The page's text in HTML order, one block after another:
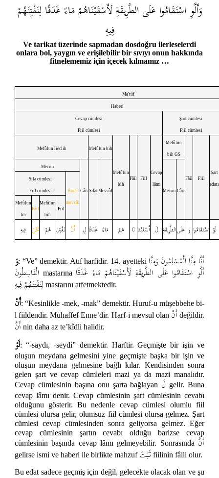
وَأَلَّوِ اسْتَقَامُوا عَلَى الطَّرِيقَةِ لَأَسْقَيْنَاهُمْ مَاءً غَدَقًا لِنَفْتِنَهُمْ
فِيهِ
Ve tarikat üzerinde sapmadan dosdoğru ilerleselerdi
onlara bol, yaygın ve erişilebilir bir sıvıyı onun hakkında
fitnelememiz için içecek kılmamız …
Ma'tûf
Haberi
Cevap cümlesi
Fiil cümlesi
Şart cümlesi
Fiil cümlesi
Mefûlun lieclih Mefûlun bih
Mefûlun
bih
Fâil Fiil
Cevap
lâmı
Mefûlün
bih GS
Fâil Fiil
Şart
edatı
Mecrur
Cârr SıfatMevsûf Mecrur Cârr
Sıla cümlesi
Fiil cümlesi Harf-i
mevsûl
Mefûlun
fih
Fâil
Mefûlun
bih
Fiil
فِيهِ نَحْنُ هُمْ نَفْتِنَ أَنْ لِ غَدَقًا مَاءً هُمْ نَا أَسْقَيْنَا لَ الطَّرِيقَةِعَلَى و اسْتَقَامُوا لَوْ
وَ: “Ve” demektir. Atıf harfidir. 14. ayetteki أَنَّا مِنَّا الْمُسْلِمُونَ وَمِنَّا
الْقَاسِطُونَ mastarına أَلَّوِ اسْتَقَامُوا عَلَى الطَّرِيقَةِ لَأَسْقَيْنَاهُمْ مَاءً غَدَقًا
لِنَفْتِنَهُمْ فِيهِ mastarını atfetmektedir.
أَنْ: “Kesinlikle -mek, -mak” demektir. Huruf-u müşebbehe bi-
l fiildendir. Muhaffef Enne’dir. Harf-i mevsul olan أَنْ değildir.
أَنَّ nin daha az te’kîdli halidir.
لَوْ: “-saydı, -seydi” demektir. Harftir. Geçmişte bir işin ve
oluşun meydana gelmesini yine geçmişte başka bir işin ve
oluşun meydana gelmesine bağlı kılar. Kendisinden sonra
gelen şart ve cevap cümleleri mazi ya da mazi manalıdır.
Cevap cümlesinin başına onu şarta bağlayanلَ gelir. Buna
cevap lâmı denir. Cevap cümlesinin şart cümlesinin cevabı
olduğunu gösterir. Bu nedenle cevap cümlesi olumlu fiil
cümlesi olursa gelir, olumsuz fiil cümlesi olursa gelmez. Şart
cümlesi cevap cümlesinden sonra geliyorsa gelmez. Eğer
cevap cümlesinin şartın cevabı olduğu barizse cevap
cümlesinin başında cevap lâmı gelmeyebilir. Sonrasında أَنَّ
gelirse ismi ve haberi ile birlikte mahzuf ثَبَتَ fiilinin fâili olur.
Bu edat sadece geçmiş için değil, gelecekte olacak olan ve şu